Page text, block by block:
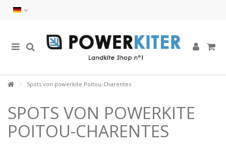
Spots von powerkite Poitou-Charentes
SPOTS VON POWERKITE
POITOU-CHARENTES